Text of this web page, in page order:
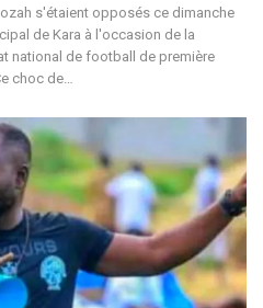
s'étaient opposés ce dimanche
de Kara à l'occasion de la
national de football de première
choc de…